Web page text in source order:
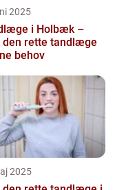
2025
i Holbæk –
den rette tandlæge
behov
2025